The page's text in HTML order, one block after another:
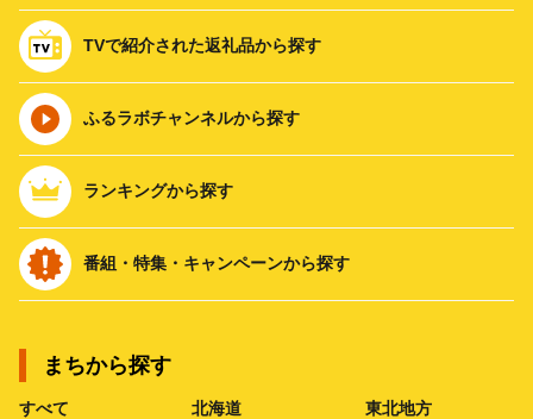
TVで紹介された返礼品から探す
ふるラボチャンネルから探す
ランキングから探す
番組・特集・キャンペーンから探す
まちから探す
すべて 北海道 東北地方